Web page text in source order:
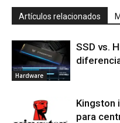
Artículos relacionados
Hardware
SSD vs.
Kingston
para